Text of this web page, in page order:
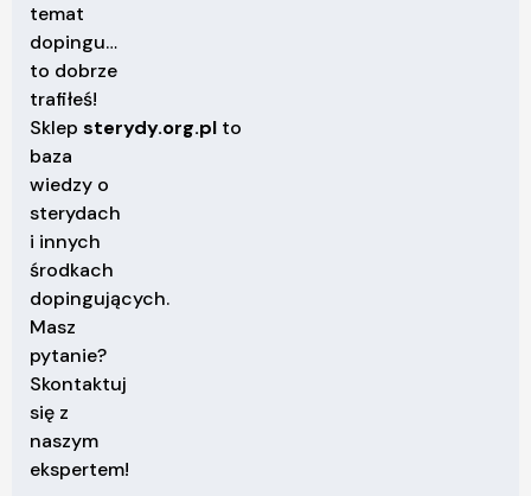
temat
dopingu…
to dobrze
trafiłeś!
Sklep sterydy.org.pl to
baza
wiedzy o
sterydach
i innych
środkach
dopingujących.
Masz
pytanie?
Skontaktuj
się z
naszym
ekspertem!